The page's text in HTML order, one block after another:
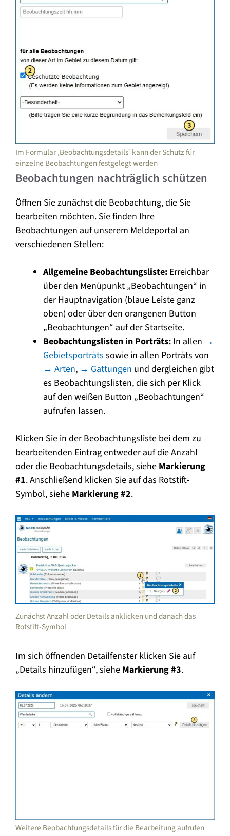
Im Formular ‚Beobachtungsdetails‘ kann der Schutz für
einzelne Beobachtungen festgelegt werden
Beobachtungen nachträglich schützen
Öffnen Sie zunächst die Beobachtung, die Sie
bearbeiten möchten. Sie finden Ihre
Beobachtungen auf unserem Meldeportal an
verschiedenen Stellen:
Allgemeine Beobachtungsliste: Erreichbar
über den Menüpunkt „Beobachtungen“ in
der Hauptnavigation (blaue Leiste ganz
oben) oder über den orangenen Button
„Beobachtungen“ auf der Startseite.
Beobachtungslisten in Porträts: In allen →
Gebietsporträtssowie in allen Porträts von
→ Arten,→ Gattungen und dergleichen gibt
es Beobachtungslisten, die sich per Klick
auf den weißen Button „Beobachtungen“
aufrufen lassen.
Klicken Sie in der Beobachtungsliste bei dem zu
bearbeitenden Eintrag entweder auf die Anzahl
oder die Beobachtungsdetails, siehe Markierung
#1. Anschließend klicken Sie auf das Rotstift-
Symbol, siehe Markierung #2.
Zunächst Anzahl oder Details anklicken und danach das
Rotstift-Symbol
Im sich öffnenden Detailfenster klicken Sie auf
„Details hinzufügen“, siehe Markierung #3.
Weitere Beobachtungsdetails für die Bearbeitung aufrufen